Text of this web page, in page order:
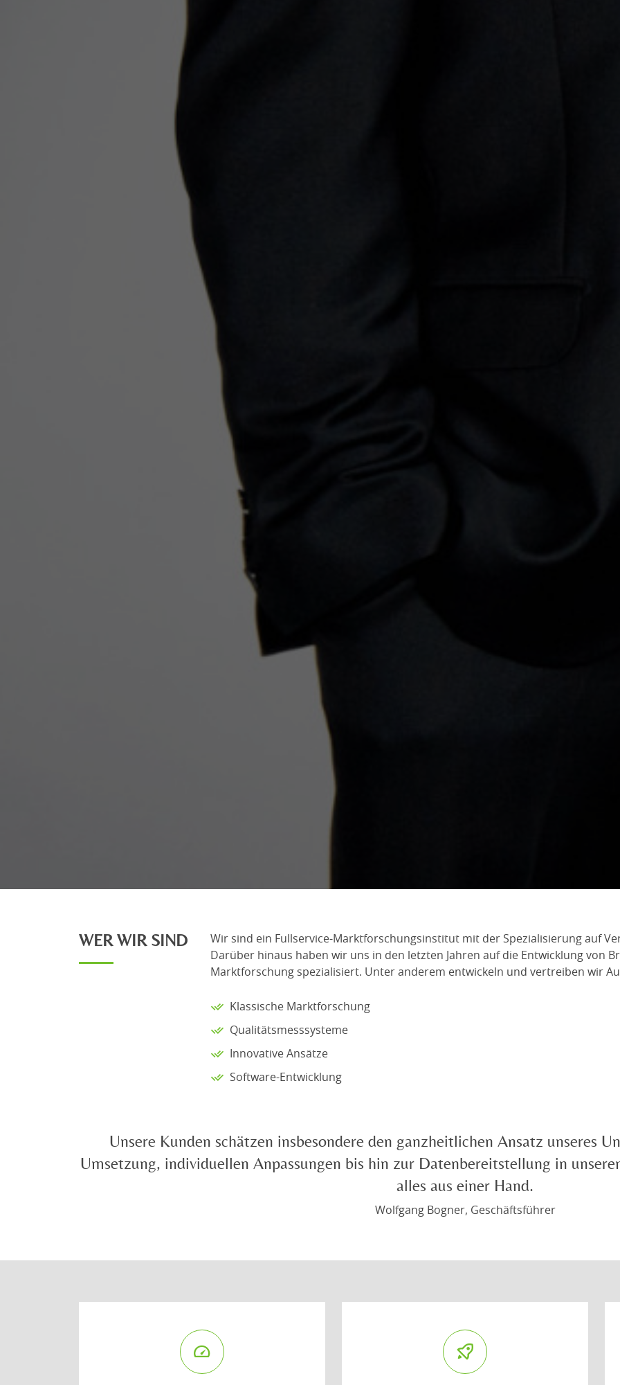
WER WIR SIND
Wir sind ein Fullservice-Marktforschungsinstitut mit der Spezialisierung auf
Darüber hinaus haben wir uns in den letzten Jahren auf die Entwicklung von
Marktforschung spezialisiert. Unter anderem entwickeln und vertreiben wir
Klassische Marktforschung
Qualitätsmesssysteme
Innovative Ansätze
Software-Entwicklung
Unsere Kunden schätzen insbesondere den ganzheitlichen Ansatz unseres
Umsetzung, individuellen Anpassungen bis hin zur Datenbereitstellung in
alles aus einer Hand.
Wolfgang Bogner, Geschäftsführer